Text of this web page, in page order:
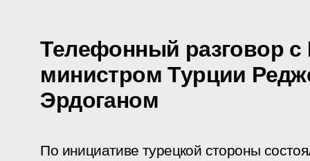
Телефонный разговор
министром Турции
Эрдоганом
По инициативе турецкой стороны